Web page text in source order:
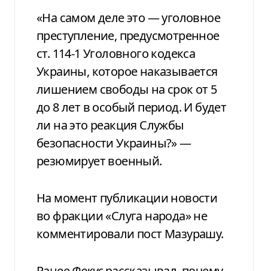
«На самом деле это — уголовное
преступление, предусмотренное
ст. 114-1 Уголовного кодекса
Украины, которое наказывается
лишением свободы на срок от 5
до 8 лет в особый период. И будет
ли на это реакция Службы
безопасности Украины?» —
резюмирует военный.
На момент публикации новости
во фракции «Слуга народа» не
комментировали пост Мазурашу.